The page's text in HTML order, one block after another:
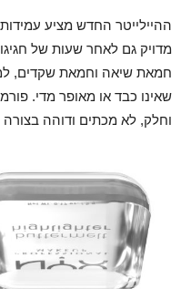
מדויק גם לאחר שעות של
חמאת שיאה וחמאת שקדים,
שאינו כבד או מאופר מדי.
וחלק, לא מכתים ודוהה